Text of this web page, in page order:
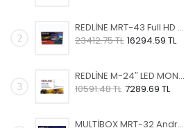
2
REDLİNE MRT-43 Full HD Android TV
23412.75 TL 16294.59 TL
3
REDLİNE M-24″ LED MONİTÖR
10591.48 TL 7289.69 TL
MULTİBOX MRT-32 Android TV